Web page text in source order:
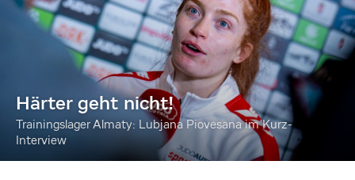
Härter geht nicht!
Trainingslager Almaty: Lubjana Piovesana im Kurz-
Interview